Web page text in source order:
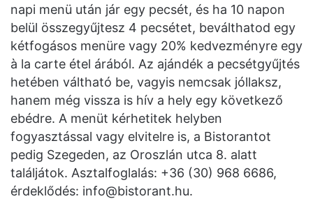
napi menü után jár egy pecsét, és ha 10 napon
belül összegyűjtesz 4 pecsétet, beválthatod egy
kétfogásos menüre vagy 20% kedvezményre egy
à la carte étel árából. Az ajándék a pecsétgyűjtés
hetében váltható be, vagyis nemcsak jóllaksz,
hanem még vissza is hív a hely egy következő
ebédre. A menüt kérhetitek helyben
fogyasztással vagy elvitelre is, a Bistorantot
pedig Szegeden, az Oroszlán utca 8. alatt
találjátok. Asztalfoglalás: +36 (30) 968 6686,
érdeklődés: info@bistorant.hu.